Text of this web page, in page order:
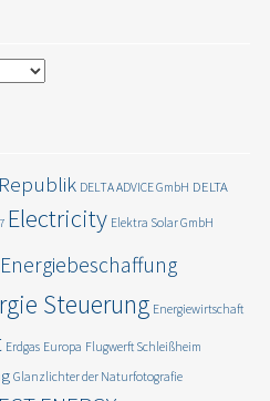
DELTA ADVICE GmbH DELTA
Electricity Elektra Solar GmbH
Energiebeschaffung
Steuerung Energiewirtschaft
Erdgas Europa Flugwerft Schleißheim
Glanzlichter der Naturfotografie